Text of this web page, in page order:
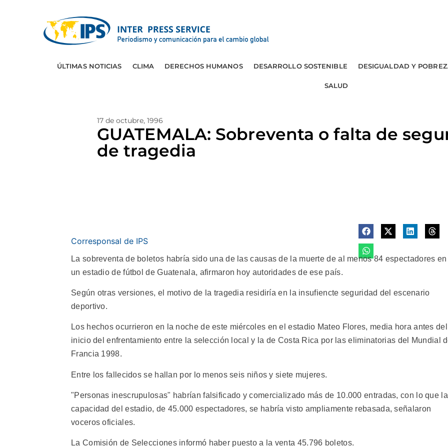
ÚLTIMAS NOTICIAS CLIMA DERECHOS HUMANOS DESARROLLO SOSTENIBLE DESIGUALDAD Y
SALUD
17 de octubre, 1996
GUATEMALA: Sobreventa o falta de
de tragedia
Corresponsal de IPS
La sobreventa de boletos habría sido una de las causas de la muerte de al menos 84 espectadores en
un estadio de fútbol de Guatenala, afirmaron hoy autoridades de ese país.
Según otras versiones, el motivo de la tragedia residiría en la insufiencte seguridad del escenario
deportivo.
Los hechos ocurrieron en la noche de este miércoles en el estadio Mateo Flores, media hora antes del
inicio del enfrentamiento entre la selección local y la de Costa Rica por las eliminatorias del Mundial
Francia 1998.
Entre los fallecidos se hallan por lo menos seis niños y siete mujeres.
"Personas inescrupulosas" habrían falsificado y comercializado más de 10.000 entradas, con lo que la
capacidad del estadio, de 45.000 espectadores, se habría visto ampliamente rebasada, señalaron
voceros oficiales.
La Comisión de Selecciones informó haber puesto a la venta 45.796 boletos.